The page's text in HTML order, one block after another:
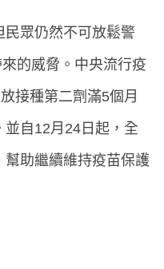
民眾仍然不可放鬆警
的威脅。中央流行疫
接種第二劑滿5個月
自12月24日起，全
助繼續維持疫苗保護